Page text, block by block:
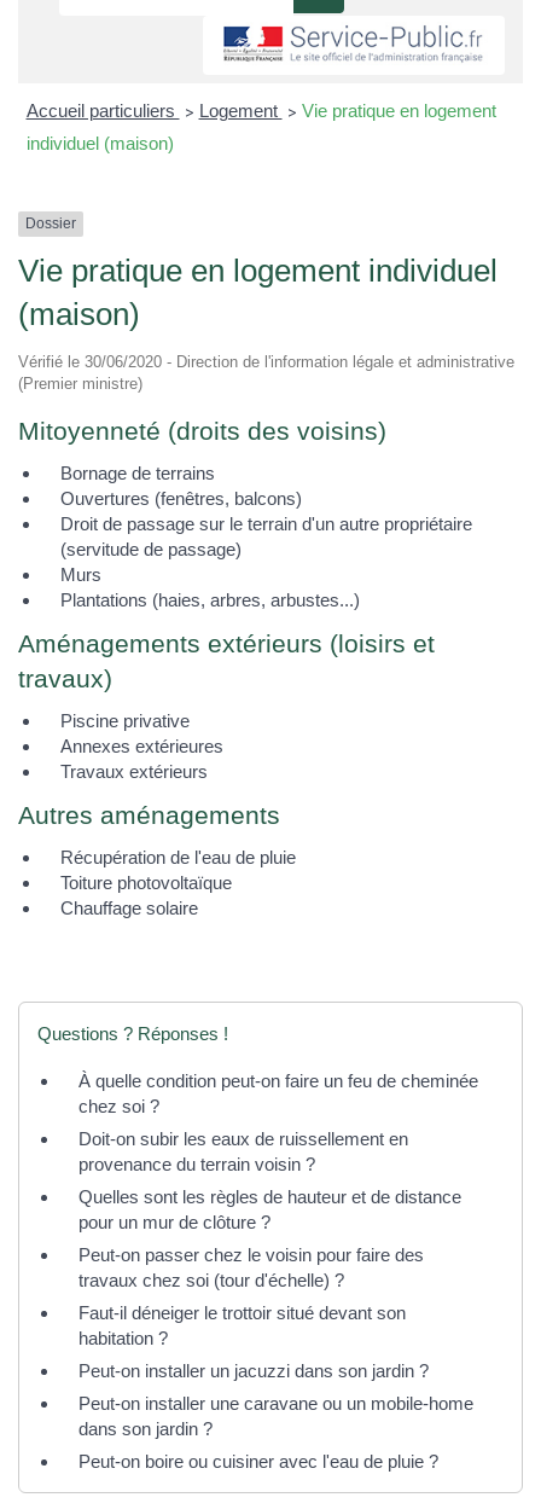
Accueil particuliers > Logement > Vie pratique en logement
individuel (maison)
Dossier
Vie pratique en logement individuel
(maison)
Vérifié le 30/06/2020 - Direction de l'information légale et administrative
(Premier ministre)
Mitoyenneté (droits des voisins)
Bornage de terrains
Ouvertures (fenêtres, balcons)
Droit de passage sur le terrain d'un autre propriétaire
(servitude de passage)
Murs
Plantations (haies, arbres, arbustes...)
Aménagements extérieurs (loisirs et
travaux)
Piscine privative
Annexes extérieures
Travaux extérieurs
Autres aménagements
Récupération de l'eau de pluie
Toiture photovoltaïque
Chauffage solaire
Questions ? Réponses !
À quelle condition peut-on faire un feu de cheminée
chez soi ?
Doit-on subir les eaux de ruissellement en
provenance du terrain voisin ?
Quelles sont les règles de hauteur et de distance
pour un mur de clôture ?
Peut-on passer chez le voisin pour faire des
travaux chez soi (tour d'échelle) ?
Faut-il déneiger le trottoir situé devant son
habitation ?
Peut-on installer un jacuzzi dans son jardin ?
Peut-on installer une caravane ou un mobile-home
dans son jardin ?
Peut-on boire ou cuisiner avec l'eau de pluie ?